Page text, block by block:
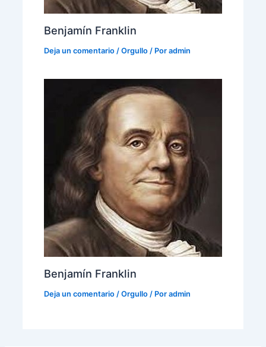
Benjamín Franklin
Deja un comentario / Orgullo / Por admin
Benjamín Franklin
Deja un comentario / Orgullo / Por admin